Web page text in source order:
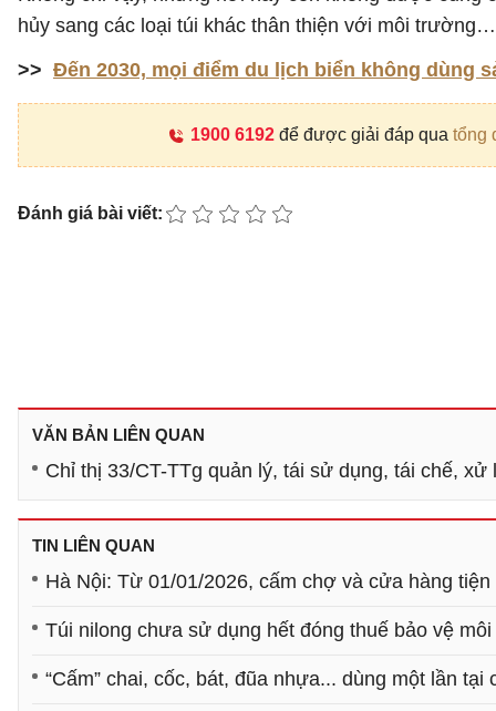
hủy sang các loại túi khác thân thiện với môi trường…
>> Đến 2030, mọi điểm du lịch biển không dùng
1900 6192để được giải đáp qua tổng
Đánh giá bài viết:
VĂN BẢN LIÊN QUAN
Chỉ thị 33/CT-TTg quản lý, tái sử dụng, tái chế,
TIN LIÊN QUAN
Hà Nội: Từ 01/01/2026, cấm chợ và cửa hàng
Túi nilong chưa sử dụng hết đóng thuế bảo vệ
“Cấm” chai, cốc, bát, đũa nhựa... dùng một lần tại